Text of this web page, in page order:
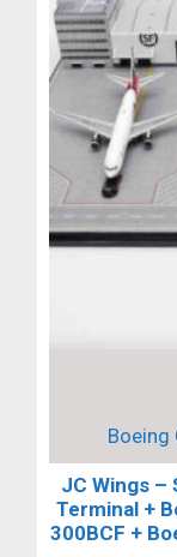
Boeing
JC Wings –
Terminal +
300BCF +